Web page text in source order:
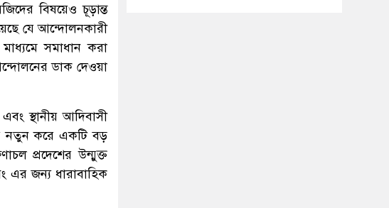
বিষয়েও চূড়ান্ত
যে আন্দোলনকারী
সমাধান করা
ডাক দেওয়া
স্থানীয় আদিবাসী
নতুন করে একটি বড়
প্রদেশের উন্মুক্ত
এর জন্য ধারাবাহিক